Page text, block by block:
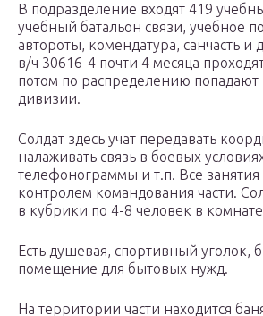
В подразделение входят 419
учебный батальон связи, учебное
автороты, комендатура, санчасть
в/ч 30616-4 почти 4 месяца
потом по распределению попадают
дивизии.
Солдат здесь учат передавать
налаживать связь в боевых
телефонограммы и т.п. Все занятия
контролем командования части.
в кубрики по 4-8 человек в
Есть душевая, спортивный уголок,
помещение для бытовых нужд.
На территории части находится